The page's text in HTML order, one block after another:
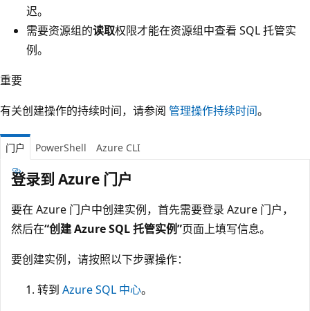
迟。
需要资源组的读取权限才能在资源组中查看 SQL 托管实
例。
重要
有关创建操作的持续时间，请参阅 管理操作持续时间。
门户 PowerShell Azure CLI
登录到 Azure 门户
要在 Azure 门户中创建实例，首先需要登录 Azure 门户，
然后在“创建 Azure SQL 托管实例”页面上填写信息。
要创建实例，请按照以下步骤操作：
转到 Azure SQL 中心。